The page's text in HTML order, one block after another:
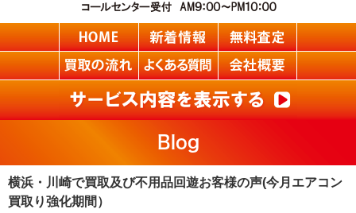
Blog
横浜・川崎で買取及び不用品回遊お客様の声(今月エアコン
買取り強化期間）